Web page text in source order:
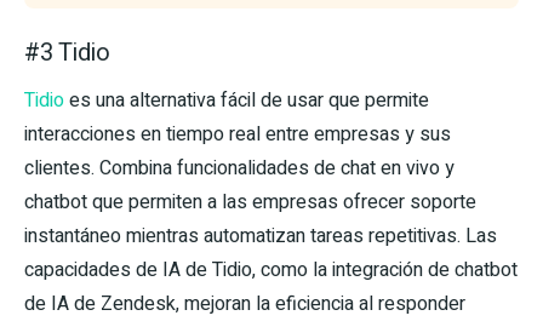
#3 Tidio
Tidioes una alternativa fácil de usar que permite
interacciones en tiempo real entre empresas y sus
clientes. Combina funcionalidades de chat en vivo y
chatbot que permiten a las empresas ofrecer soporte
instantáneo mientras automatizan tareas repetitivas. Las
capacidades de IA de Tidio, como la integración de chatbot
de IA de Zendesk, mejoran la eficiencia al responder